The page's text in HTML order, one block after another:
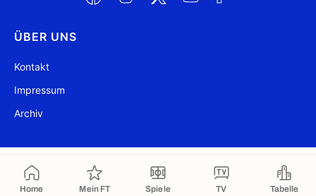
Home Mein FT Spiele TV Tabelle
ÜBER UNS
Kontakt
Impressum
Archiv
In die Zwischenablage kopiert